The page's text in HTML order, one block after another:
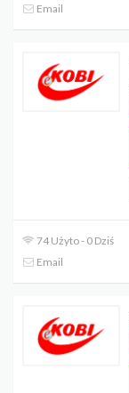
Email
74 Użyto - 0 Dziś
Email